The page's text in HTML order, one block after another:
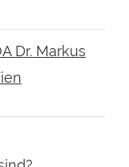
Dr. Markus